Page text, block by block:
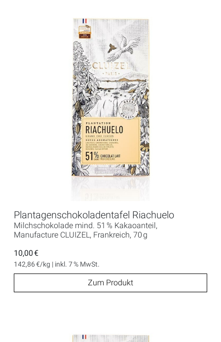
Plantagenschokoladentafel Riachuelo
Milchschokolade mind. 51 % Kakaoanteil,
Manufacture CLUIZEL, Frankreich, 70 g
10,00 €
142,86 €/kg | inkl. 7 % MwSt.
Zum Produkt